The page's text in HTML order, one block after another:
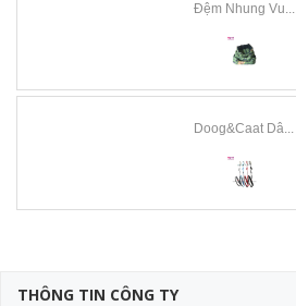
Đệm Nhung Vu...
Doog&Caat Dâ...
THÔNG TIN CÔNG TY